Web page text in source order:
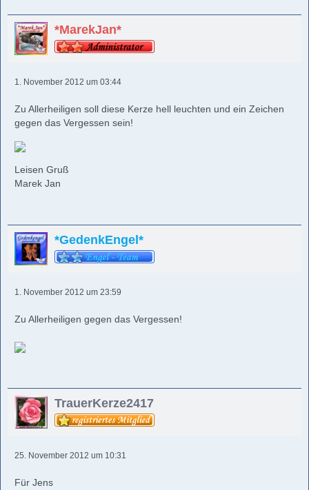
*MarekJan*
1. November 2012 um 03:44
Zu Allerheiligen soll diese Kerze hell leuchten und ein Zeichen
gegen das Vergessen sein!
Leisen Gruß
Marek Jan
*GedenkEngel*
1. November 2012 um 23:59
Zu Allerheiligen gegen das Vergessen!
TrauerKerze2417
25. November 2012 um 10:31
Für Jens